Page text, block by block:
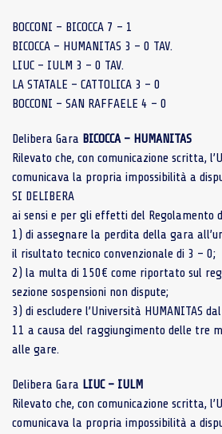
BOCCONI – BICOCCA 7 – 1
BICOCCA – HUMANITAS 3 – 0 TAV.
LIUC – IULM 3 – 0 TAV.
LA STATALE – CATTOLICA 3 – 0
BOCCONI – SAN RAFFAELE 4 – 0
Delibera Gara BICOCCA – HUMANITAS
Rilevato che, con comunicazione scritta,
comunicava la propria impossibilità a
SI DELIBERA
ai sensi e per gli effetti del Regolamento
1) di assegnare la perdita della gara
il risultato tecnico convenzionale di 3 – 0;
2) la multa di 150€ come riportato sul
sezione sospensioni non dispute;
3) di escludere l’Università HUMANITAS
11 a causa del raggiungimento delle tre
alle gare.
Delibera Gara LIUC – IULM
Rilevato che, con comunicazione scritta,
comunicava la propria impossibilità a